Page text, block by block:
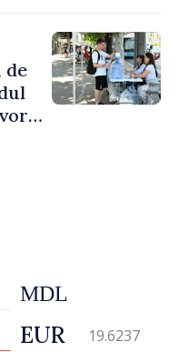
de
MDL
EUR 19.6237